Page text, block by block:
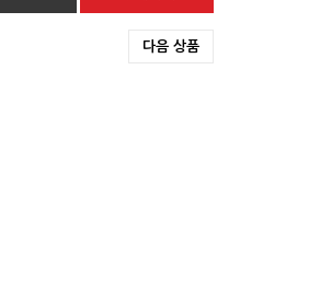
다음 상품